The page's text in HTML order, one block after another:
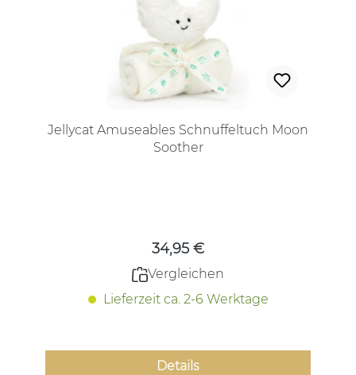
Jellycat Amuseables Schnuffeltuch Moon
Soother
34,95 €
Vergleichen
Lieferzeit ca. 2-6 Werktage
Details